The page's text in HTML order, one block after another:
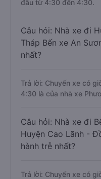
đầu từ 4:30 đến 4:30.
Câu hỏi: Nhà xe đi
Tháp Bến xe An
nhất?
Trả lời: Chuyến xe có
4:30 là của nhà xe
Câu hỏi: Nhà xe đi
Huyện Cao Lãnh -
hành trễ nhất?
Trả lời: Chuyến xe có